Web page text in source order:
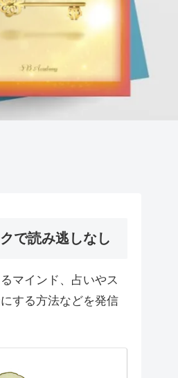
で読み逃しなし
マインド、占いやス
する方法などを発信